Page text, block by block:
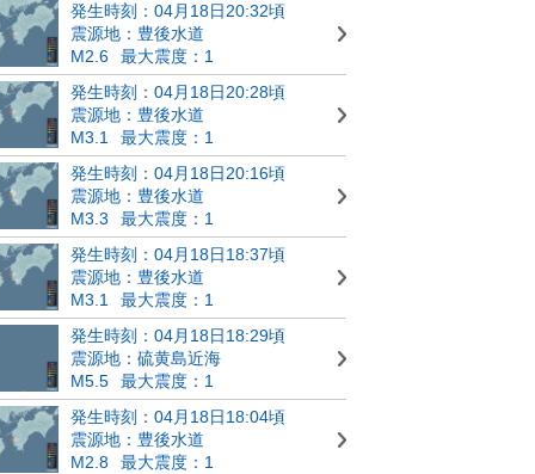
発生時刻：04月18日20:32頃
震源地：豊後水道
M2.6
最大震度：1
発生時刻：04月18日20:28頃
震源地：豊後水道
M3.1
最大震度：1
発生時刻：04月18日20:16頃
震源地：豊後水道
M3.3
最大震度：1
発生時刻：04月18日18:37頃
震源地：豊後水道
M3.1
最大震度：1
発生時刻：04月18日18:29頃
震源地：硫黄島近海
M5.5
最大震度：1
発生時刻：04月18日18:04頃
震源地：豊後水道
M2.8
最大震度：1